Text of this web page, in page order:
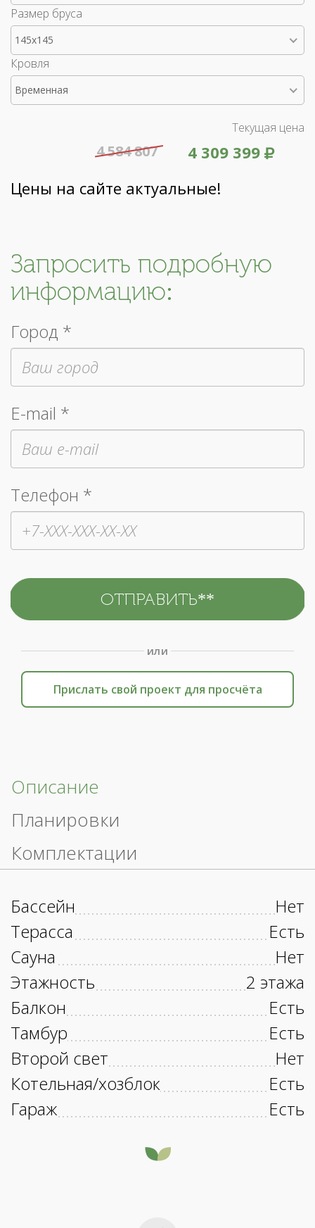
Размер бруса
145x145
Кровля
Временная
Текущая цена
4 309 399
4 584 807
Цены на сайте актуальные!
Запросить подробную
информацию:
Город *
E-mail *
Телефон *
или
Прислать свой проект для просчёта
Описание
Планировки
Комплектации
Бассейн
Нет
Терасса
Есть
Сауна
Нет
Этажность
2 этажа
Балкон
Есть
Тамбур
Есть
Второй свет
Нет
Котельная/хозблок
Есть
Гараж
Есть